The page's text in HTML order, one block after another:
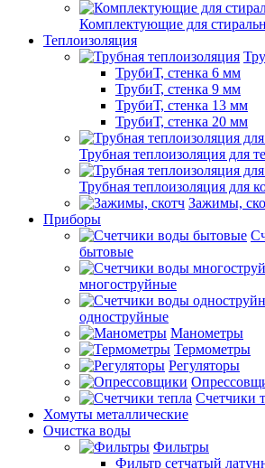
Комплектующие для
Теплоизоляция
ТрубиТ, стенка 6 мм
ТрубиТ, стенка 9 мм
ТрубиТ, стенка 13 мм
ТрубиТ, стенка 20 мм
Трубная теплоизоляция для
Трубная теплоизоляция для
Зажимы,
Приборы
бытовые
многоструйные
одноструйные
Манометры
Термометры
Регуляторы
Счетчики
Хомуты металлические
Очистка воды
Фильтры
Фильтр сетчатый